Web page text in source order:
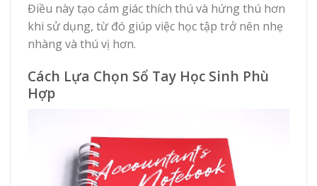
Điều này tạo cảm giác thích thú và hứng thú hơn
khi sử dụng, từ đó giúp việc học tập trở nên nhẹ
nhàng và thú vị hơn.
Cách Lựa Chọn Sổ Tay Học Sinh Phù
Hợp